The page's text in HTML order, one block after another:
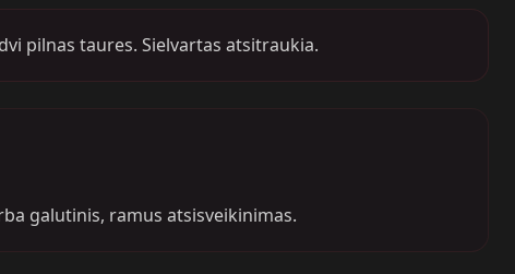
pilnas taures. Sielvartas atsitraukia.
galutinis, ramus atsisveikinimas.